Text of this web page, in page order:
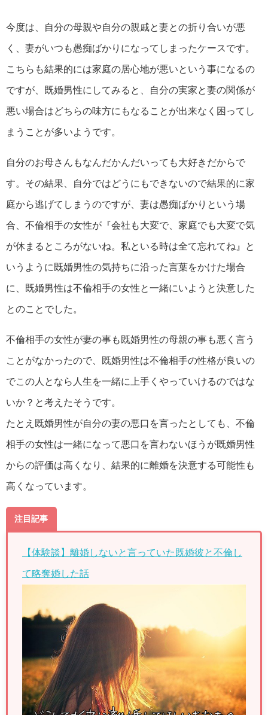
今度は、自分の母親や自分の親戚と妻との折り合いが悪
く、妻がいつも愚痴ばかりになってしまったケースです。
こちらも結果的には家庭の居心地が悪いという事になるの
ですが、既婚男性にしてみると、自分の実家と妻の関係が
悪い場合はどちらの味方にもなることが出来なく困ってし
まうことが多いようです。
自分のお母さんもなんだかんだいっても大好きだからで
す。その結果、自分ではどうにもできないので結果的に家
庭から逃げてしまうのですが、妻は愚痴ばかりという場
合、不倫相手の女性が『会社も大変で、家庭でも大変で気
が休まるところがないね。私といる時は全て忘れてね』と
いうように既婚男性の気持ちに沿った言葉をかけた場合
に、既婚男性は不倫相手の女性と一緒にいようと決意した
とのことでした。
不倫相手の女性が妻の事も既婚男性の母親の事も悪く言う
ことがなかったので、既婚男性は不倫相手の性格が良いの
でこの人となら人生を一緒に上手くやっていけるのではな
いか？と考えたそうです。
たとえ既婚男性が自分の妻の悪口を言ったとしても、不倫
相手の女性は一緒になって悪口を言わないほうが既婚男性
からの評価は高くなり、結果的に離婚を決意する可能性も
高くなっています。
注目記事
【体験談】離婚しないと言っていた既婚彼と不倫し
て略奪婚した話